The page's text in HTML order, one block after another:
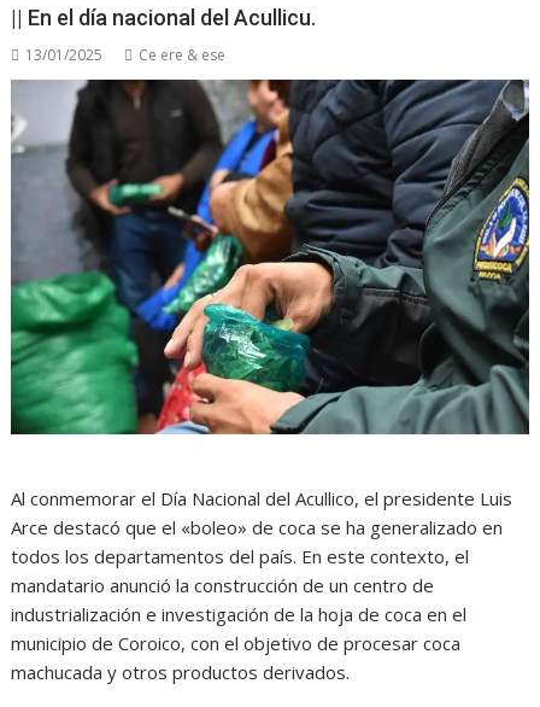
|| En el día nacional del Acullicu.
13/01/2025 Ce ere & ese
Al conmemorar el Día Nacional del Acullico, el presidente Luis
Arce destacó que el «boleo» de coca se ha generalizado en
todos los departamentos del país. En este contexto, el
mandatario anunció la construcción de un centro de
industrialización e investigación de la hoja de coca en el
municipio de Coroico, con el objetivo de procesar coca
machucada y otros productos derivados.